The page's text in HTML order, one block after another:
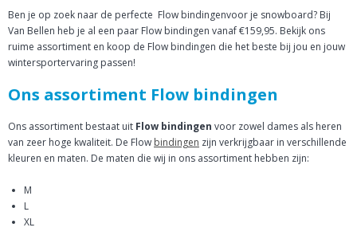
Ben je op zoek naar de perfecte Flow bindingenvoor je snowboard? Bij
Van Bellen heb je al een paar Flow bindingen vanaf €159,95. Bekijk ons
ruime assortiment en koop de Flow bindingen die het beste bij jou en jouw
wintersportervaring passen!
Ons assortiment Flow bindingen
Ons assortiment bestaat uit Flow bindingen voor zowel dames als heren
van zeer hoge kwaliteit. De Flow bindingen zijn verkrijgbaar in verschillende
kleuren en maten. De maten die wij in ons assortiment hebben zijn:
M
L
XL